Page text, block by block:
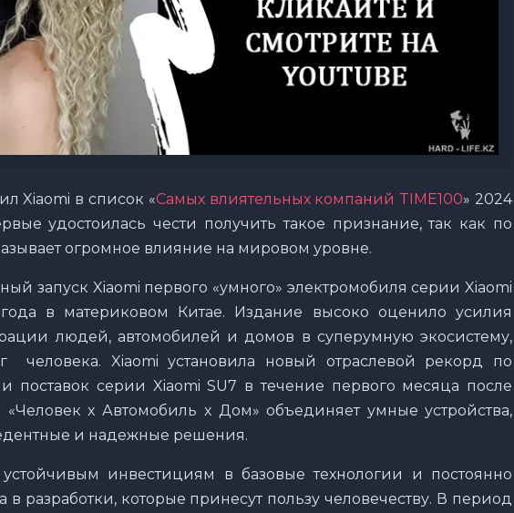
Xiaomi в список «Самых влиятельных компаний TIME100» 2024
удостоилась чести получить такое признание, так как по
огромное влияние на мировом уровне.
запуск Xiaomi первого «умного» электромобиля серии Xiaomi
в материковом Китае. Издание высоко оценило усилия
людей, автомобилей и домов в суперумную экосистему,
человека. Xiaomi установила новый отраслевой рекорд по
и поставок серии Xiaomi SU7 в течение первого месяца после
«Человек x Автомобиль x Дом» объединяет умные устройства,
и надежные решения.
инвестициям в базовые технологии и постоянно
в разработки, которые принесут пользу человечеству. В период